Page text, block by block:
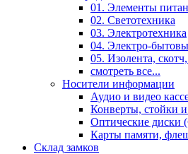
01. Элементы
02. Светотехника
03. Электротехника
04. Электро-
05. Изолента,
смотреть все...
Носители информации
Аудио и видео
Конверты, стойки
Оптические диски
Карты памяти,
Склад замков